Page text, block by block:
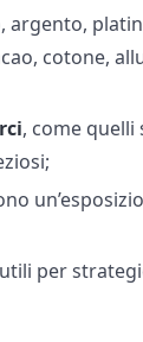
argento,
cotone,
, come
per